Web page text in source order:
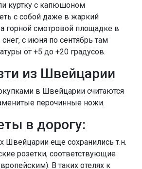
куртку с капюшоном
с собой даже в жаркий
горной смотровой площадке в
с июня по сентябрь там
от +5 до +20 градусов.
из Швейцарии
в Швейцарии считаются
перочинные ножи.
в дорогу:
Швейцарии еще сохранились т.н.
розетки, соответствующие
В таких отелях к